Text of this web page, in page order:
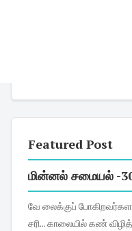
Featured Post
மின்னல் சமையல் -
வே லைக்குப் போகிறவர்களானாலும் சரி, இல்லத்தரசிகளானாலும்
சரி... காலையில் கண் விழித்த உடனேயே,